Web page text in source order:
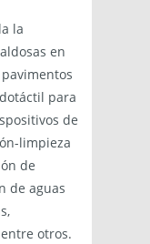
la
en
para
de
limpieza
de
de aguas
otros.